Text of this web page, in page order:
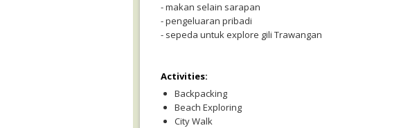
- makan selain sarapan
- pengeluaran pribadi
- sepeda untuk explore gili Trawangan
Activities:
Backpacking
Beach Exploring
City Walk